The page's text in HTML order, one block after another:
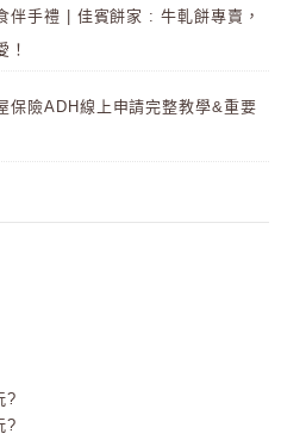
伴手禮 | 佳賓餅家 : 牛軋餅專賣，
！
保險ADH線上申請完整教學&重要
?
?